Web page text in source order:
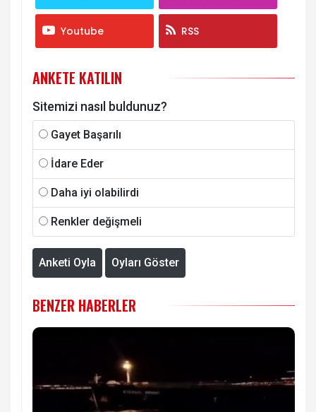
Youtube RSS
ANKETE KATILIN
Sitemizi nasıl buldunuz?
Gayet Başarılı
İdare Eder
Daha iyi olabilirdi
Renkler değişmeli
Anketi Oyla Oyları Göster
BENZER HABERLER